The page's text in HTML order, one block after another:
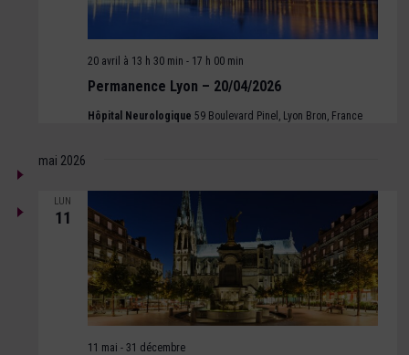
Permanence Lyon – 20/04/2026
20 avril à 13 h 30 min - 17 h 00 min
Hôpital Neurologique 59 Boulevard Pinel, Lyon Bron, France
mai 2026
LUN
11
11 mai - 31 décembre